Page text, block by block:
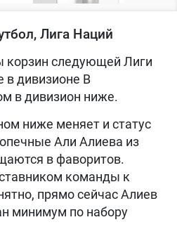
Лига Наций
корзин следующей Лиги
дивизионе B
в дивизион ниже.
ниже меняет и статус
Али Алиева из
в фаворитов.
команды к
прямо сейчас Алиев
минимум по набору